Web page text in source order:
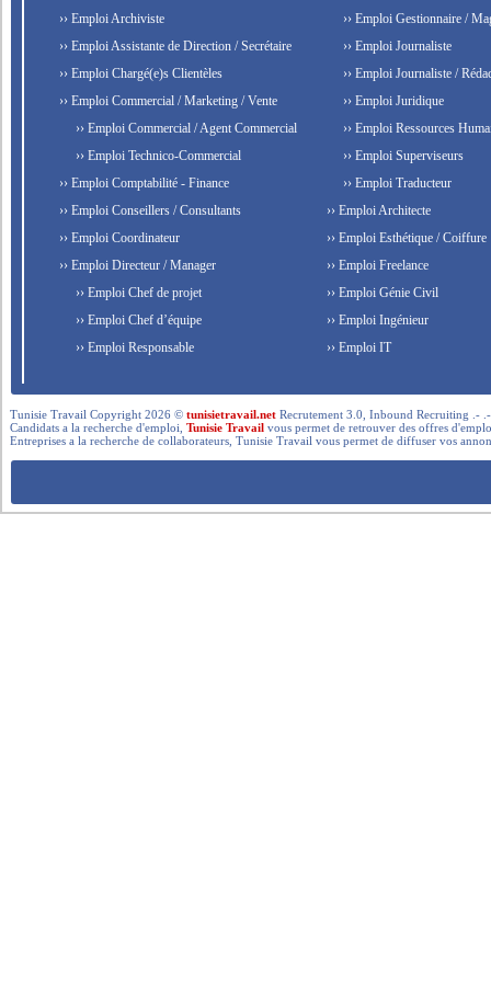
›› Emploi Archiviste
›› Emploi Assistante de Direction / Secrétaire
›› Emploi Chargé(e)s Clientèles
›› Emploi Commercial / Marketing / Vente
›› Emploi Commercial / Agent Commercial
›› Emploi Technico-Commercial
›› Emploi Comptabilité - Finance
›› Emploi Conseillers / Consultants
›› Emploi Coordinateur
›› Emploi Directeur / Manager
›› Emploi Chef de projet
›› Emploi Chef d’équipe
›› Emploi Responsable
›› Emploi Gestionnaire /
›› Emploi Journaliste
›› Emploi Journaliste /
›› Emploi Juridique
›› Emploi Ressources
›› Emploi Superviseurs
›› Emploi Traducteur
›› Emploi Architecte
›› Emploi Esthétique / Coiffure
›› Emploi Freelance
›› Emploi Génie Civil
›› Emploi Ingénieur
›› Emploi IT
Tunisie Travail Copyright 2026 ©tunisietravail.net Recrutement 3.0, Inbound Recruiting .-
Candidats a la recherche d'emploi,Tunisie Travail vous permet de retrouver des offres
Entreprises a la recherche de collaborateurs, Tunisie Travail vous permet de diffuser vos